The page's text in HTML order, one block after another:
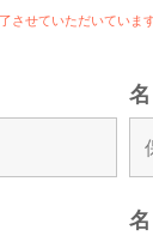
させていただいていま